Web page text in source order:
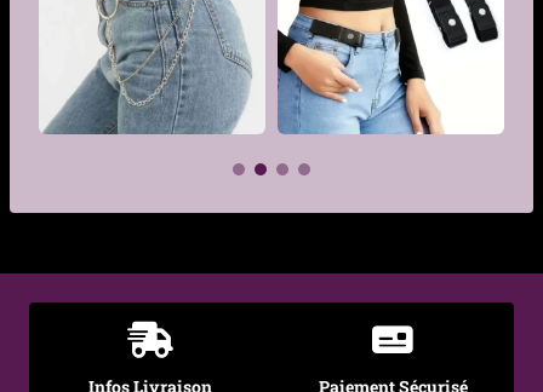
Style
Vintage romantique, goth
chic, western rétro, dark
boho
Matière Similicuir
Noir
Finition de la
Infos Livraison Paiement Sécurisé